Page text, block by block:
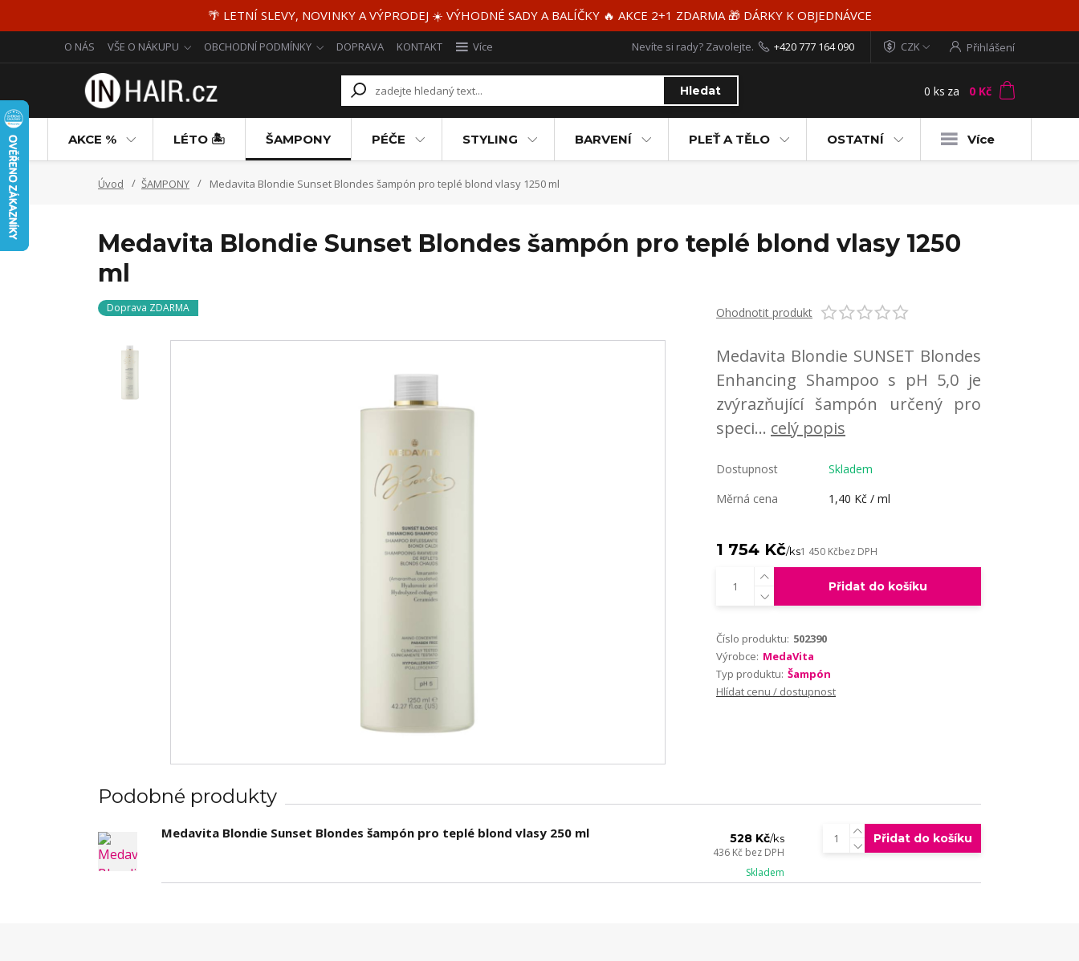
🌴 LETNÍ SLEVY, NOVINKY A VÝPRODEJ ☀️ VÝHODNÉ SADY A BALÍČKY 🔥 AKCE 2+1 ZDARMA 🎁 DÁRKY K OBJEDNÁVCE
O NÁS VŠE O NÁKUPU OBCHODNÍ PODMÍNKY DOPRAVA KONTAKT Více CZK Přihlášení
Hledat
Nevíte si rady? Zavolejte. +420 777 164 090
0 ks za 0 Kč
AKCE % LÉTO 🏝️ ŠAMPONY PÉČE STYLING BARVENÍ PLEŤ A TĚLO OSTATNÍ Více
Úvod ŠAMPONY Medavita Blondie Sunset Blondes šampón pro teplé blond vlasy 1250 ml
Medavita Blondie Sunset Blondes šampón pro teplé blond vlasy 1250
ml
Doprava ZDARMA Ohodnotit produkt
Medavita Blondie SUNSET Blondes
Enhancing Shampoo s pH 5,0 je
zvýrazňující šampón určený pro
speci... celý popis
Dostupnost
Skladem
Měrná cena
1,40 Kč / ml
1 754 Kč/ks1 450 Kčbez DPH
Přidat do košíku
Číslo produktu: 502390
Výrobce: MedaVita
Typ produktu: Šampón
Hlídat cenu / dostupnost
Podobné produkty
Medavita Blondie Sunset Blondes šampón pro teplé blond vlasy 250 ml 528 Kč/ks
436 Kč bez DPH
Skladem
Přidat do košíku